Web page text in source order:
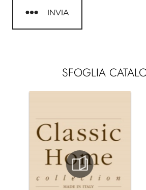
SFOGLIA
INVIA